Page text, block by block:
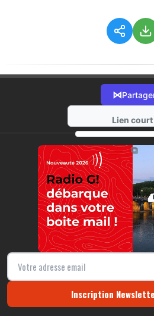
⋈
Lien court
⧉
Inscription